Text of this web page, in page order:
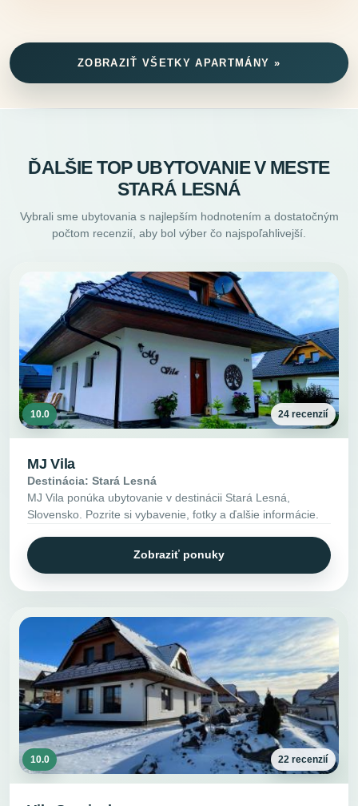
ZOBRAZIŤ VŠETKY APARTMÁNY »
ĎALŠIE TOP UBYTOVANIE V MESTE
STARÁ LESNÁ
Vybrali sme ubytovania s najlepším hodnotením a dostatočným
počtom recenzií, aby bol výber čo najspoľahlivejší.
10.0 24 recenzií
MJ Vila
Destinácia: Stará Lesná
MJ Vila ponúka ubytovanie v destinácii Stará Lesná,
Slovensko. Pozrite si vybavenie, fotky a ďalšie informácie.
Zobraziť ponuky
10.0 22 recenzií